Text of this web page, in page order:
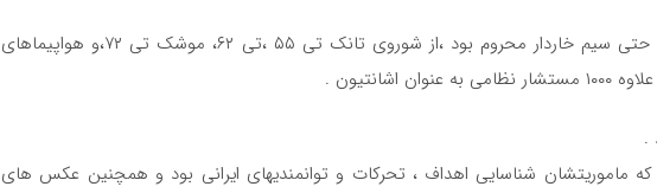
در روزهایی که ایران از داشتن حتی سیم خاردار محروم بود ،از شوروی تانک تی ۵۵ ،تی ۶۲، موشک تی ۷۲،و هواپیماهای
.
.
که ماموریتشان شناسایی اهداف ، تحرکات و توانمندیهای ایرانی بود و همچنین عکس های